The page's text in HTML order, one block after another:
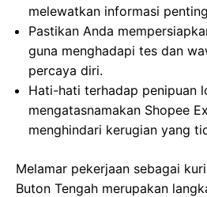
melewatkan informasi
Pastikan Anda
guna menghadapi tes dan
percaya diri.
Hati-hati terhadap penipuan
mengatasnamakan Shopee
menghindari kerugian yang
Melamar pekerjaan sebagai
Buton Tengah merupakan